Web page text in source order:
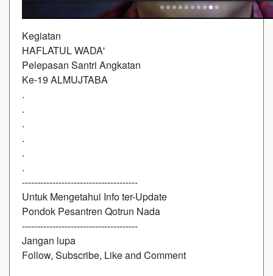
Kegiatan
HAFLATUL WADA'
Pelepasan Santri Angkatan
Ke-19 ALMUJTABA
.
.
.
.
.
.
--------------------------------------
Untuk Mengetahui Info ter-Update
Pondok Pesantren Qotrun Nada
--------------------------------------
Jangan lupa
Follow, Subscribe, Like and Comment